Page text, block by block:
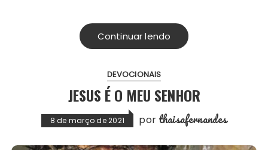
Continuar lendo
DEVOCIONAIS
JESUS É O MEU SENHOR
8 de março de 2021 por thaisafernandes